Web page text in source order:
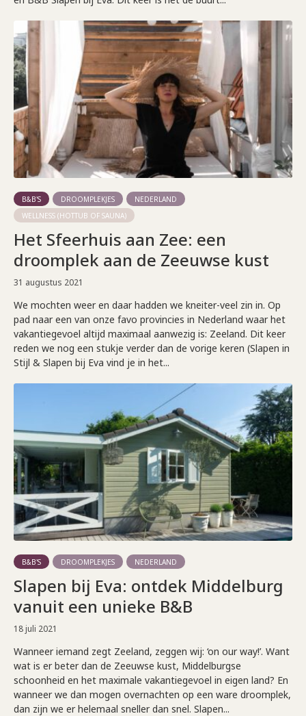
B&B'S DROOMPLEKJES
NEDERLAND
WELLNESS (HOTTUB OF SAUNA)
Het Sfeerhuis aan Zee: een
droomplek aan de Zeeuwse kust
31 augustus 2021
We mochten weer en daar hadden we kneiter-veel zin in. Op
pad naar een van onze favo provincies in Nederland waar het
vakantiegevoel altijd maximaal aanwezig is: Zeeland. Dit keer
reden we nog een stukje verder dan de vorige keren (Slapen in
Stijl & Slapen bij Eva vind je in het...
B&B'S DROOMPLEKJES NEDERLAND
Slapen bij Eva: ontdek Middelburg
vanuit een unieke B&B
18 juli 2021
Wanneer iemand zegt Zeeland, zeggen wij: ‘on our way!’. Want
wat is er beter dan de Zeeuwse kust, Middelburgse
schoonheid en het maximale vakantiegevoel in eigen land? En
wanneer we dan mogen overnachten op een ware droomplek,
dan zijn we er helemaal sneller dan snel. Slapen...